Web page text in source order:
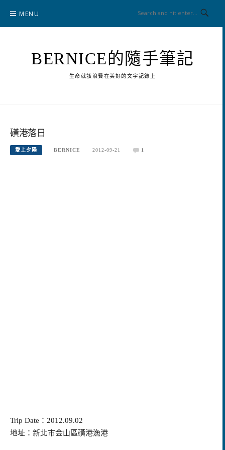
content
MENU
BERNICE的隨手筆記
生命就該浪費在美好的文字記錄上
磺港落日
愛上夕陽 BERNICE 2012-09-21 1
Trip Date ： 2012.09.02
地址：新北市金山區磺港漁港